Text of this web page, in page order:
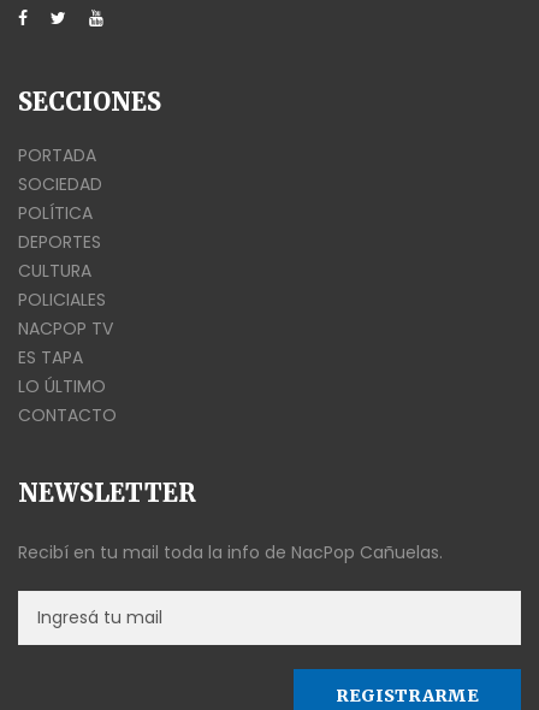
SECCIONES
PORTADA
SOCIEDAD
POLÍTICA
DEPORTES
CULTURA
POLICIALES
NACPOP TV
ES TAPA
LO ÚLTIMO
CONTACTO
NEWSLETTER
Recibí en tu mail toda la info de NacPop Cañuelas.